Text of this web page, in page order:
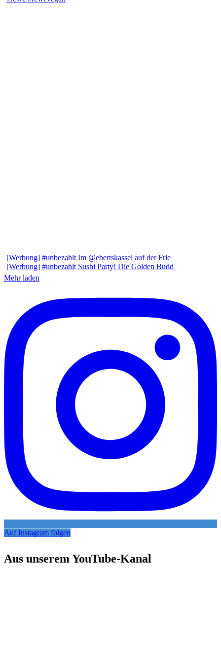
[Werbung] #unbezahlt Im @ebertskassel auf der Frie
[Werbung] #unbezahlt Sushi Party! Die Golden Budd
Mehr laden
Auf Instagram folgen
Aus unserem YouTube-Kanal